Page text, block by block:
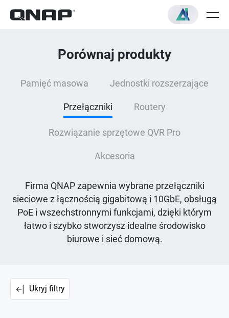
Porównaj produkty
Pamięć masowa Jednostki rozszerzające
Przełączniki Routery
Rozwiązanie sprzętowe QVR Pro
Akcesoria
Firma QNAP zapewnia wybrane przełączniki
sieciowe z łącznością gigabitową i 10GbE, obsługą
PoE i wszechstronnymi funkcjami, dzięki którym
łatwo i szybko stworzysz idealne środowisko
biurowe i sieć domową.
Ukryj filtry